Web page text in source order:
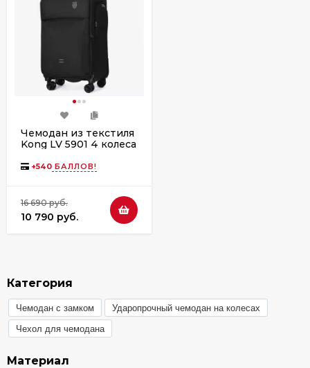
Чемодан из текстиля
Kong LV 5901 4 колеса
+540 БАЛЛОВ!
16 690 руб.
10 790 руб.
Категория
Чемодан с замком
Ударопрочный чемодан на колесах
Чехол для чемодана
Материал